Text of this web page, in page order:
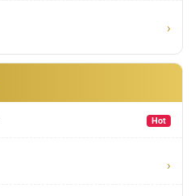
›
Hot
›